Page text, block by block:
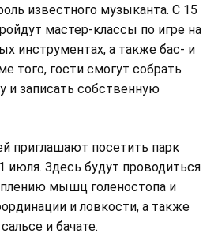
известного музыканта. С 15
мастер-классы по игре на
инструментах, а также бас- и
того, гости смогут собрать
и записать собственную
приглашают посетить парк
июля. Здесь будут проводиться
мышц голеностопа и
и ловкости, а также
и бачате.